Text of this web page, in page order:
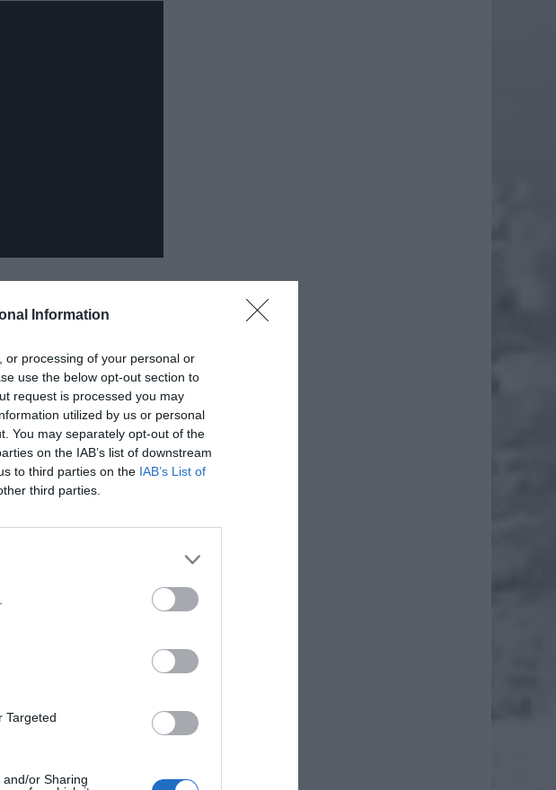
Information
or processing of your personal or
use the below opt-out section to
request is processed you may
utilized by us or personal
You may separately opt-out of the
on the IAB’s list of downstream
to third parties on the IAB’s List of
third parties.
Targeted
or Sharing
Dodaj